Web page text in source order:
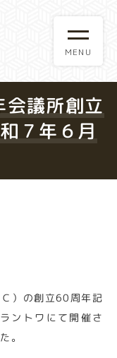
議所創立
７年６月
）の創立60周年記
ントワにて開催さ
。